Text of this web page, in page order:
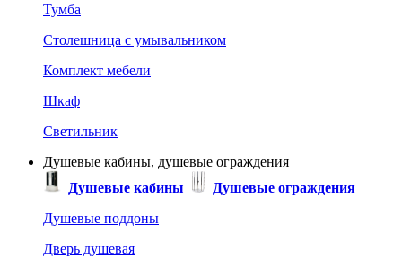
Тумба
Столешница с умывальником
Комплект мебели
Шкаф
Светильник
Душевые кабины, душевые ограждения
Душевые кабины
Душевые ограждения
Душевые поддоны
Дверь душевая